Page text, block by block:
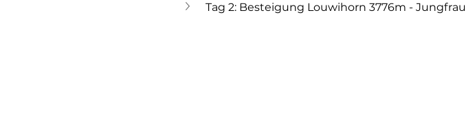
Tag 2: Besteigung Louwihorn 3776m -